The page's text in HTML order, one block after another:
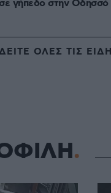
σε γήπεδο στην Οδησσό
ΟΛΕΣ ΤΙΣ